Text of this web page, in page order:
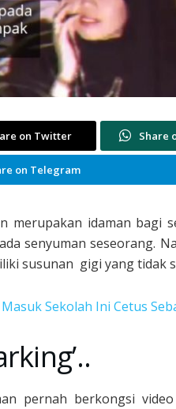
on Twitter Share
on Telegram
merupakan idaman bagi
senyuman seseorang.
susunan gigi yang tidak
Sekolah Ini Cetus
pernah berkongsi